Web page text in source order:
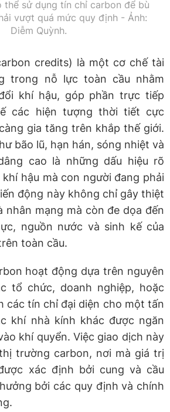
thể sử dụng tín chỉ carbon để bù
vượt quá mức quy định - Ảnh:
Diễm Quỳnh.
credits) là một cơ chế tài
trong nỗ lực toàn cầu nhằm
khí hậu, góp phần trực tiếp
các hiện tượng thời tiết cực
gia tăng trên khắp thế giới.
bão lũ, hạn hán, sóng nhiệt và
cao là những dấu hiệu rõ
hậu mà con người đang phải
động này không chỉ gây thiệt
nhân mạng mà còn đe dọa đến
nguồn nước và sinh kế của
toàn cầu.
hoạt động dựa trên nguyên
tổ chức, doanh nghiệp, hoặc
các tín chỉ đại diện cho một tấn
khí nhà kính khác được ngăn
khí quyển. Việc giao dịch này
trường carbon, nơi mà giá trị
xác định bởi cung và cầu
bởi các quy định và chính